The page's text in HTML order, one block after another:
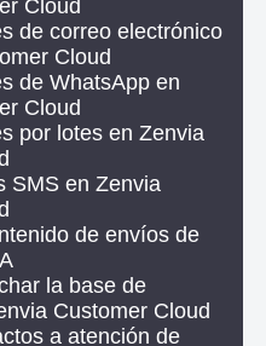
Cloud
de correo electrónico
Cloud
de WhatsApp en
Cloud
por lotes en Zenvia
SMS en Zenvia
de envíos de
la base de
Customer Cloud
a atención de